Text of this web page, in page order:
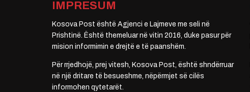
IMPRESUM
Kosova Post është Agjenci e Lajmeve me seli në
Prishtinë. Është themeluar në vitin 2016, duke pasur për
mision informimin e drejtë e të paanshëm.
Për rrjedhojë, prej vitesh, Kosova Post, është shndërruar
në një dritare të besueshme, nëpërmjet së cilës
informohen qytetarët.